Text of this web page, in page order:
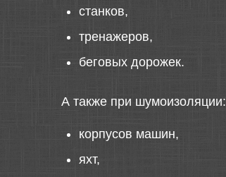
станков,
тренажеров,
беговых дорожек.
А также при шумоизоляции:
корпусов машин,
яхт,